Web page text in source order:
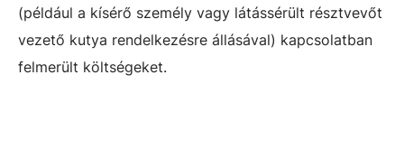
(például a kísérő személy vagy látássérült résztvevőt
vezető kutya rendelkezésre állásával) kapcsolatban
felmerült költségeket.